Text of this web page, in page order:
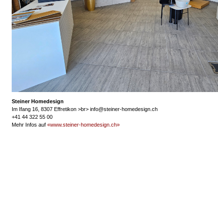
Steiner Homedesign
Im Ifang 16, 8307 Effretikon >br> info@steiner-homedesign.ch
+41 44 322 55 00
Mehr Infos auf«www.steiner-homedesign.ch»